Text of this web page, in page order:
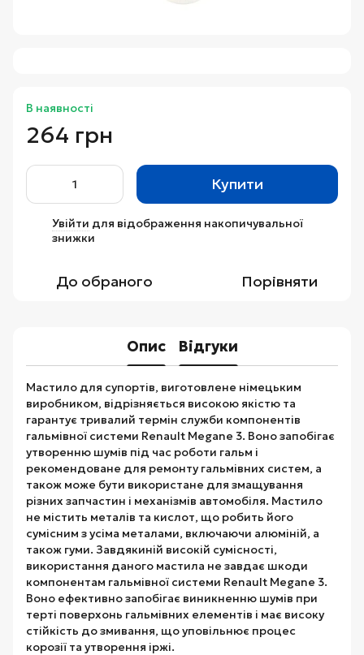
В наявності
264 грн
Купити
Увійти для відображення накопичувальної
знижки
До обраного Порівняти
Опис Відгуки
Мастило для супортів, виготовлене німецьким
виробником, відрізняється високою якістю та
гарантує тривалий термін служби компонентів
гальмівної системи Renault Megane 3. Воно запобігає
утворенню шумів під час роботи гальм і
рекомендоване для ремонту гальмівних систем, а
також може бути використане для змащування
різних запчастин і механізмів автомобіля. Мастило
не містить металів та кислот, що робить його
сумісним з усіма металами, включаючи алюміній, а
також гуми. Завдякиній високій сумісності,
використання даного мастила не завдає шкоди
компонентам гальмівної системи Renault Megane 3.
Воно ефективно запобігає виникненню шумів при
терті поверхонь гальмівних елементів і має високу
стійкість до змивання, що уповільнює процес
корозії та утворення іржі.